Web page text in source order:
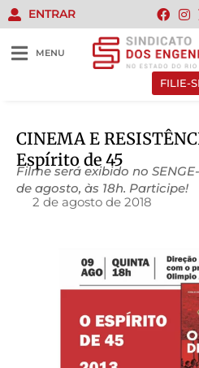
ENTRAR
MENU
FILIE-
CINEMA E
Espírito de 45
Filme será exibido no
de agosto, às 18h. Participe!
2 de agosto de 2018